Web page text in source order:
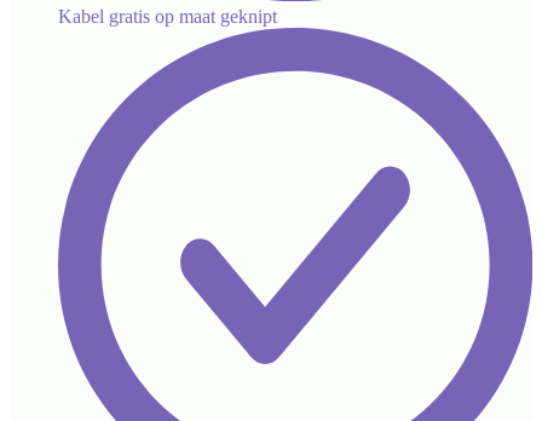
Kabel gratis op maat geknipt